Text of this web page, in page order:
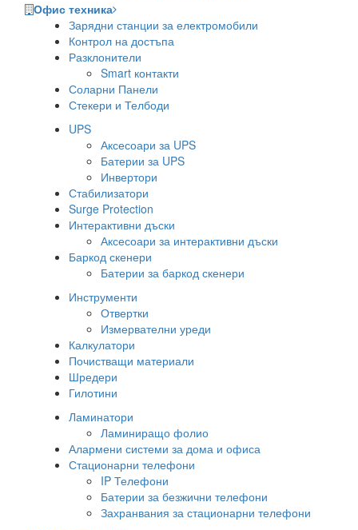
Офис техника
Зарядни станции за електромобили
Контрол на достъпа
Разклонители
Smart контакти
Соларни Панели
Стекери и Телбоди
UPS
Аксесоари за UPS
Батерии за UPS
Инвертори
Стабилизатори
Surge Protection
Интерактивни дъски
Аксесоари за интерактивни дъски
Баркод скенери
Батерии за баркод скенери
Инструменти
Отвертки
Измервателни уреди
Калкулатори
Почистващи материали
Шредери
Гилотини
Ламинатори
Ламиниращо фолио
Алармени системи за дома и офиса
Стационарни телефони
IP Телефони
Батерии за безжични телефони
Захранвания за стационарни телефони